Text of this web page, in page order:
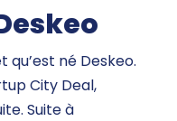
qu’est né Deskeo.
City Deal,
Suite à